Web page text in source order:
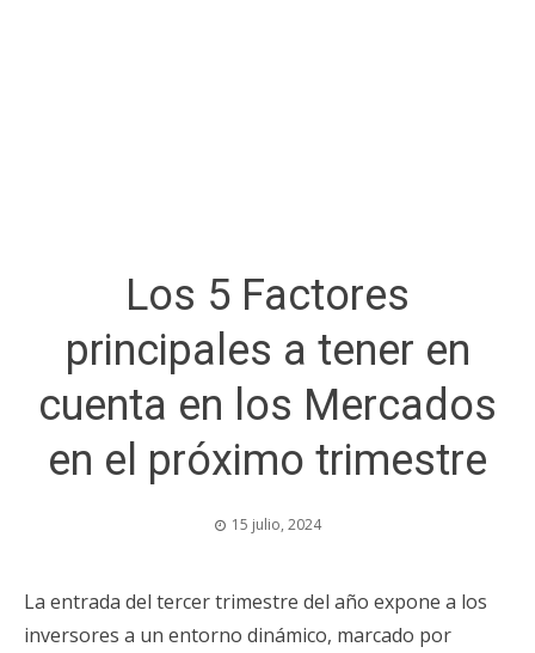
Los 5 Factores
principales a tener en
cuenta en los Mercados
en el próximo trimestre
15 julio, 2024
La entrada del tercer trimestre del año expone a los
inversores a un entorno dinámico, marcado por